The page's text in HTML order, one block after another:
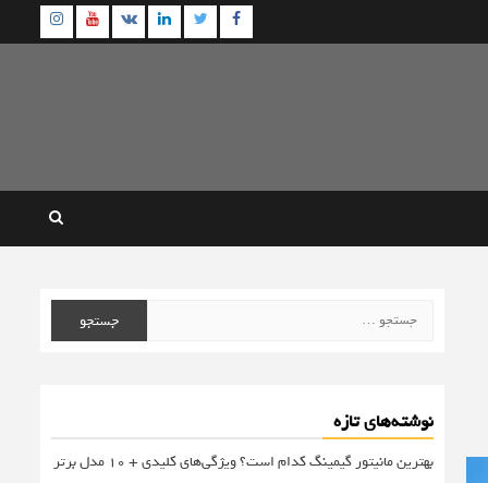
Facebook
Twitter
Linkedin
VK
برای:
نوشته‌های تازه
بهترین مانیتور گیمینگ کدام است؟ ویژگی‌های کلیدی + 10 مدل برتر